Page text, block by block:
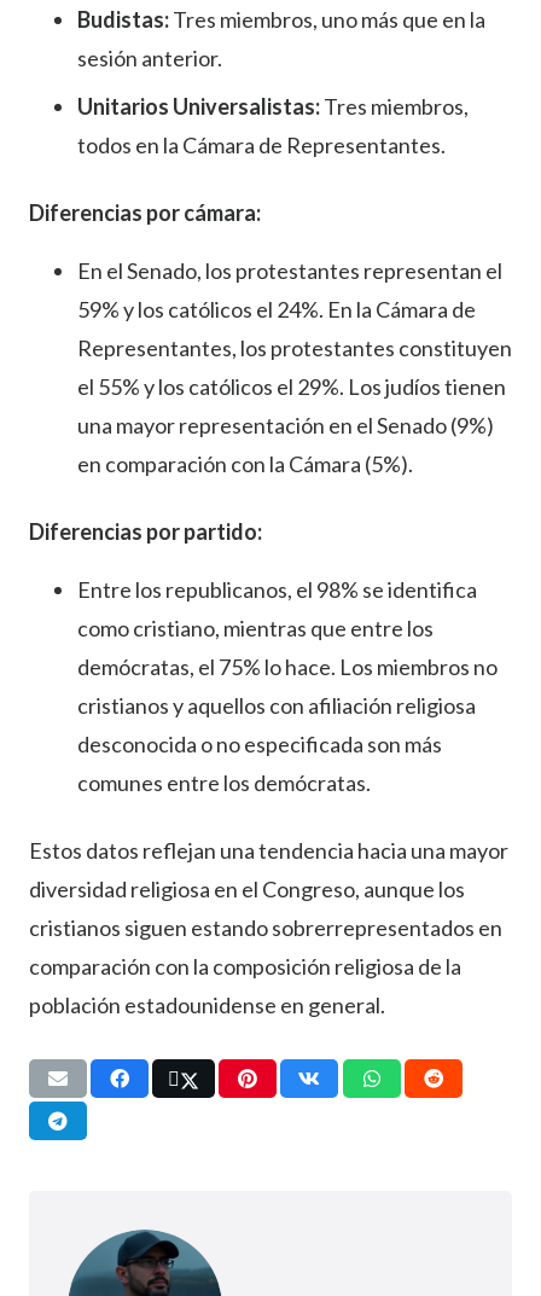
Budistas:Tres miembros, uno más que en la
sesión anterior.
Unitarios Universalistas:Tres miembros,
todos en la Cámara de Representantes.
Diferencias por cámara:
En el Senado, los protestantes representan el
59% y los católicos el 24%. En la Cámara de
Representantes, los protestantes constituyen
el 55% y los católicos el 29%. Los judíos tienen
una mayor representación en el Senado (9%)
en comparación con la Cámara (5%).
Diferencias por partido:
Entre los republicanos, el 98% se identifica
como cristiano, mientras que entre los
demócratas, el 75% lo hace. Los miembros no
cristianos y aquellos con afiliación religiosa
desconocida o no especificada son más
comunes entre los demócratas.
Estos datos reflejan una tendencia hacia una mayor
diversidad religiosa en el Congreso, aunque los
cristianos siguen estando sobrerrepresentados en
comparación con la composición religiosa de la
población estadounidense en general.